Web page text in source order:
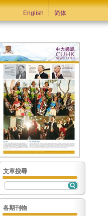
English 简体
文章搜尋
各期刊物